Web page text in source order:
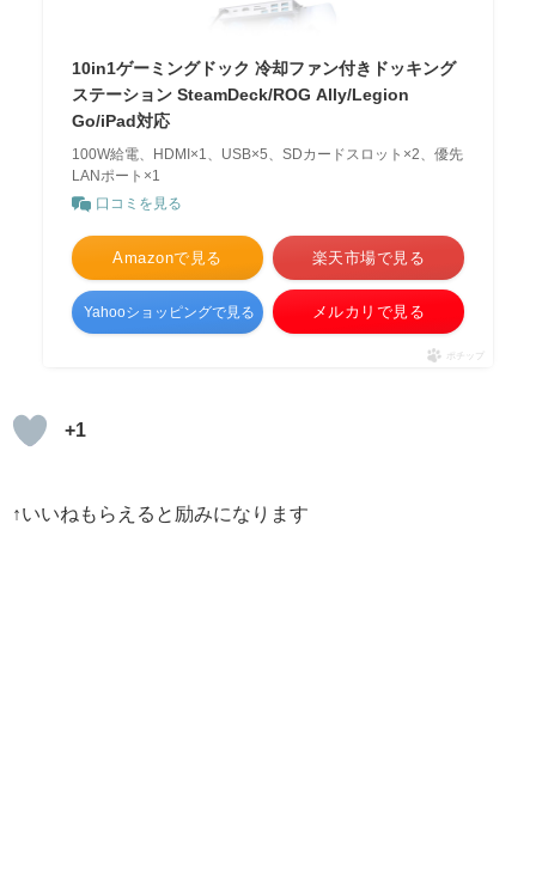
10in1ゲーミングドック 冷却ファン付きドッキング
ステーション SteamDeck/ROG Ally/Legion
Go/iPad対応
100W給電、HDMI×1、USB×5、SDカードスロット×2、優先
LANポート×1
口コミを見る
Amazonで見る 楽天市場で見る
Yahooショッピングで見る メルカリで見る
ポチップ
+1
↑いいねもらえると励みになります